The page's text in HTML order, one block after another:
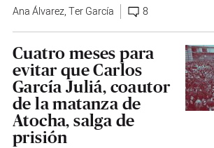
Ana Álvarez,Ter García 8
Cuatro meses para
evitar que Carlos
García Juliá, coautor
de la matanza de
Atocha, salga de
prisión